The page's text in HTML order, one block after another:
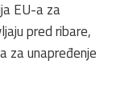
EU-a za
pred ribare,
za unapređenje